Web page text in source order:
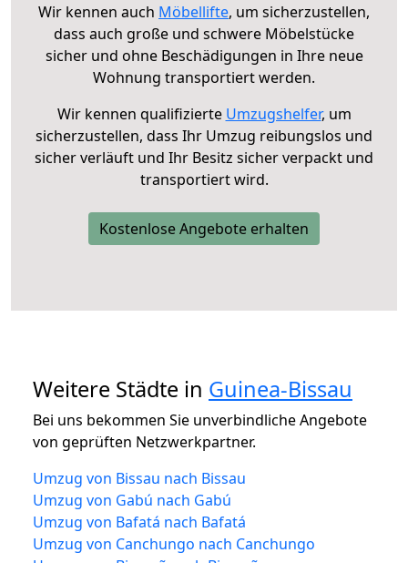
Wir kennen auch Möbellifte, um sicherzustellen,
dass auch große und schwere Möbelstücke
sicher und ohne Beschädigungen in Ihre neue
Wohnung transportiert werden.
Wir kennen qualifizierte Umzugshelfer, um
sicherzustellen, dass Ihr Umzug reibungslos und
sicher verläuft und Ihr Besitz sicher verpackt und
transportiert wird.
Kostenlose Angebote erhalten
Weitere Städte in Guinea-Bissau
Bei uns bekommen Sie unverbindliche Angebote
von geprüften Netzwerkpartner.
Umzug von Bissau nach Bissau
Umzug von Gabú nach Gabú
Umzug von Bafatá nach Bafatá
Umzug von Canchungo nach Canchungo